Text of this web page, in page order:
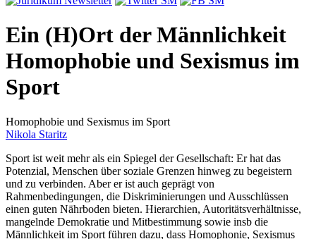
Ein (H)Ort der Männlichkeit
Homophobie und Sexismus im
Sport
Homophobie und Sexismus im Sport
Nikola Staritz
Sport ist weit mehr als ein Spiegel der Gesellschaft: Er hat das
Potenzial, Menschen über soziale Grenzen hinweg zu begeistern
und zu verbinden. Aber er ist auch geprägt von
Rahmenbedingungen, die Diskriminierungen und Ausschlüssen
einen guten Nährboden bieten. Hierarchien, Autoritätsverhältnisse,
mangelnde Demokratie und Mitbestimmung sowie insb die
Männlichkeit im Sport führen dazu, dass Homophonie, Sexismus